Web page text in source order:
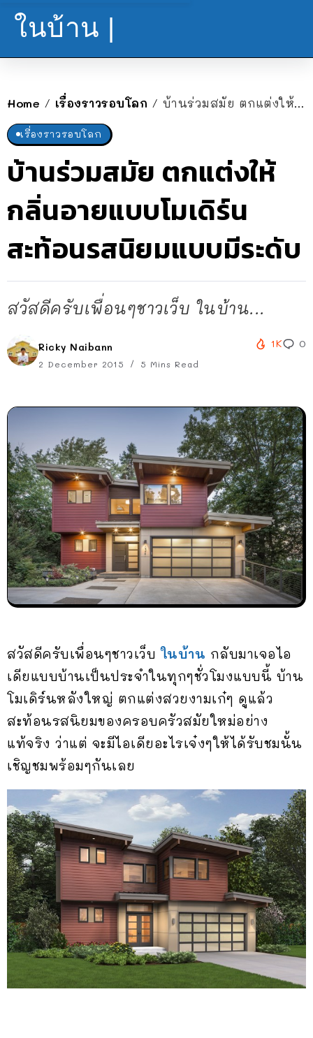
ในบ้าน |
Home / เรื่องราวรอบโลก / บ้านร่วมสมัย ตกแต่งให้กลิ่นอายแบบโมเดิร์น สะท้อนรสนิยมแบบมีระดับ
เรื่องราวรอบโลก
บ้านร่วมสมัย ตกแต่งให้
กลิ่นอายแบบโมเดิร์น
สะท้อนรสนิยมแบบมีระดับ
สวัสดีครับเพื่อนๆชาวเว็บ ในบ้าน...
Ricky Naibann
2 December 2015 5 Mins Read
1K 0
สวัสดีครับเพื่อนๆชาวเว็บในบ้าน กลับมาเจอไอ
เดียแบบบ้านเป็นประจำในทุกๆชั่วโมงแบบนี้ บ้าน
โมเดิร์นหลังใหญ่ ตกแต่งสวยงามเก๋ๆ ดูแล้ว
สะท้อนรสนิยมของครอบครัวสมัยใหม่อย่าง
แท้จริง ว่าแต่ จะมีไอเดียอะไรเจ๋งๆให้ได้รับชมนั้น
เชิญชมพร้อมๆกันเลย